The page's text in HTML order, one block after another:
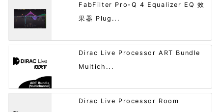
FabFilter Pro-Q 4 Equalizer EQ 效
果器 Plug...
Dirac Live Processor ART Bundle
Multich...
Dirac Live Processor Room